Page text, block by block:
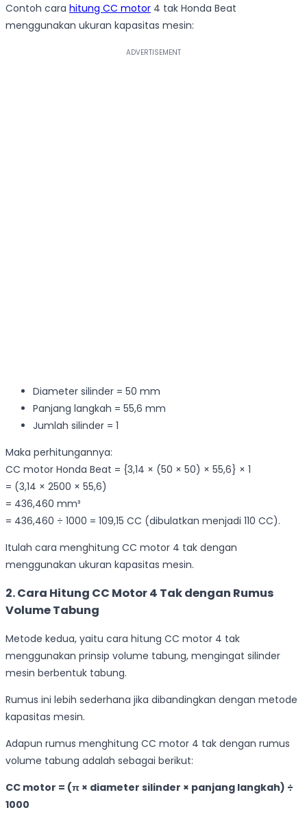
Contoh cara hitung CC motor 4 tak Honda Beat
menggunakan ukuran kapasitas mesin:
Diameter silinder = 50 mm
Panjang langkah = 55,6 mm
Jumlah silinder = 1
Maka perhitungannya:
CC motor Honda Beat = {3,14 × (50 × 50) × 55,6} × 1
= (3,14 × 2500 × 55,6)
= 436,460 mm³
= 436,460 ÷ 1000 = 109,15 CC (dibulatkan menjadi 110 CC).
Itulah cara menghitung CC motor 4 tak dengan
menggunakan ukuran kapasitas mesin.
2. Cara Hitung CC Motor 4 Tak dengan Rumus
Volume Tabung
Metode kedua, yaitu cara hitung CC motor 4 tak
menggunakan prinsip volume tabung, mengingat silinder
mesin berbentuk tabung.
Rumus ini lebih sederhana jika dibandingkan dengan metode
kapasitas mesin.
Adapun rumus menghitung CC motor 4 tak dengan rumus
volume tabung adalah sebagai berikut:
CC motor = (π × diameter silinder × panjang langkah) ÷
1000